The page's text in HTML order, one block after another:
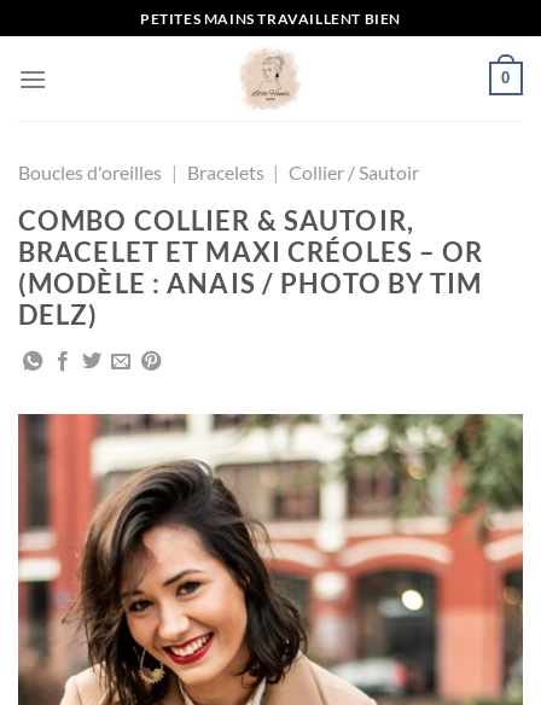
au
contenu
PETITES MAINS TRAVAILLENT BIEN
0
Boucles d'oreilles | Bracelets | Collier / Sautoir
COMBO COLLIER & SAUTOIR,
BRACELET ET MAXI CRÉOLES – OR
(MODÈLE : ANAIS / PHOTO BY TIM
DELZ)